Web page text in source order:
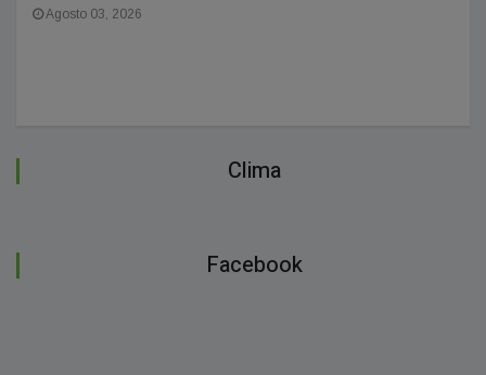
Agosto 03, 2026
Clima
Facebook